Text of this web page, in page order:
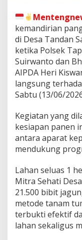
N
G
A
N
A
G
U
N
T
U
M
P
A
G
S
A
R
I
D
D
kemandirian
di Desa Tandan
ketika Polsek
Suirwanto dan
AIPDA Heri
langsung
Sabtu (13/06/
Kegiatan yang
kesiapan panen
antara aparat
mendukung
Lahan seluas 1
Mitra Sehati
21.500 bibit
metode tanam
terbukti efektif
lahan sekaligus